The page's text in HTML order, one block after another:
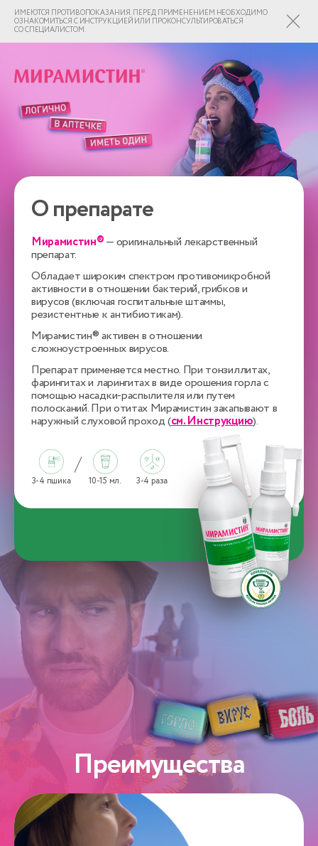
ИМЕЮТСЯ ПРОТИВОПОКАЗАНИЯ. ПЕРЕД ПРИМЕНЕНИЕМ НЕОБХОДИМО
ОЗНАКОМИТЬСЯ С ИНСТРУКЦИЕЙ ИЛИ ПРОКОНСУЛЬТИРОВАТЬСЯ
СО СПЕЦИАЛИСТОМ.
О препарате
Мирамистин® — оригинальный лекарственный
препарат.
Обладает широким спектром противомикробной
активности в отношении бактерий, грибков и
вирусов (включая госпитальные штаммы,
резистентные к антибиотикам).
Мирамистин® активен в отношении
сложноустроенных вирусов.
Препарат применяется местно. При тонзиллитах,
фарингитах и ларингитах в виде орошения горла с
помощью насадки-распылителя или путем
полосканий. При отитах Мирамистин закапывают в
наружный слуховой проход (см. Инструкцию).
3-4 пшика 10-15 мл. 3-4 раза
Преимущества